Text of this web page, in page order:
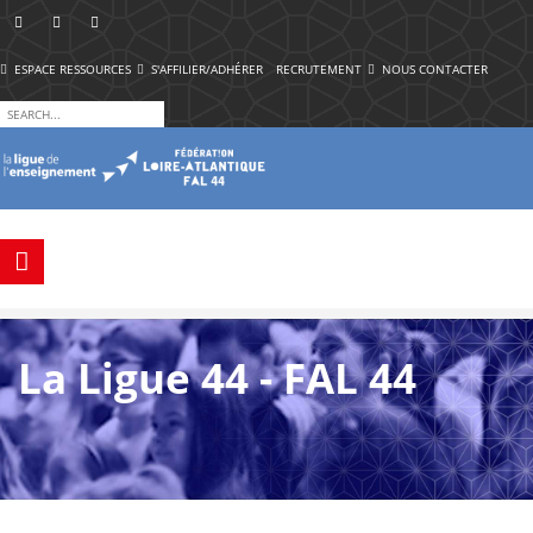
ESPACE RESSOURCES S'AFFILIER/ADHÉRER RECRUTEMENT NOUS CONTACTER
La Ligue 44 - FAL 44